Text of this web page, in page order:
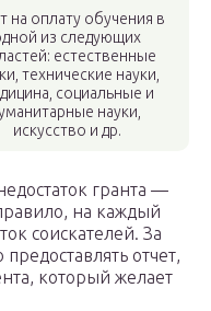
на оплату обучения в
из следующих
естественные
технические науки,
социальные и
науки,
искусство и др.
гранта —
на каждый
соискателей. За
отчет,
который желает